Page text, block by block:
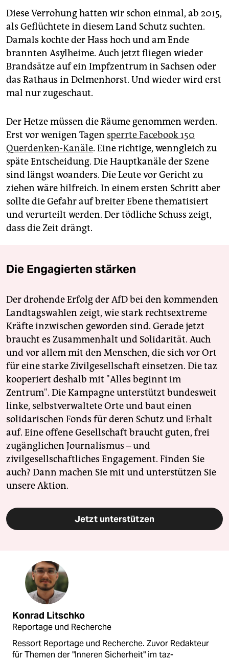
Diese Verrohung hatten wir schon einmal, ab 2015,
als Geflüchtete in diesem Land Schutz suchten.
Damals kochte der Hass hoch und am Ende
brannten Asylheime. Auch jetzt fliegen wieder
Brandsätze auf ein Impfzentrum in Sachsen oder
das Rathaus in Delmenhorst. Und wieder wird erst
mal nur zugeschaut.
Der Hetze müssen die Räume genommen werden.
Erst vor wenigen Tagen sperrte Facebook 150
Querdenken-Kanäle. Eine richtige, wenngleich zu
späte Entscheidung. Die Hauptkanäle der Szene
sind längst woanders. Die Leute vor Gericht zu
ziehen wäre hilfreich. In einem ersten Schritt aber
sollte die Gefahr auf breiter Ebene thematisiert
und verurteilt werden. Der tödliche Schuss zeigt,
dass die Zeit drängt.
Die Engagierten stärken
Der drohende Erfolg der AfD bei den kommenden
Landtagswahlen zeigt, wie stark rechtsextreme
Kräfte inzwischen geworden sind. Gerade jetzt
braucht es Zusammenhalt und Solidarität. Auch
und vor allem mit den Menschen, die sich vor Ort
für eine starke Zivilgesellschaft einsetzen. Die taz
kooperiert deshalb mit "Alles beginnt im
Zentrum". Die Kampagne unterstützt bundesweit
linke, selbstverwaltete Orte und baut einen
solidarischen Fonds für deren Schutz und Erhalt
auf. Eine offene Gesellschaft braucht guten, frei
zugänglichen Journalismus – und
zivilgesellschaftliches Engagement. Finden Sie
auch? Dann machen Sie mit und unterstützen Sie
unsere Aktion.
Jetzt unterstützen
Konrad Litschko
Reportage und Recherche
Ressort Reportage und Recherche. Zuvor Redakteur
für Themen der "Inneren Sicherheit" im taz-